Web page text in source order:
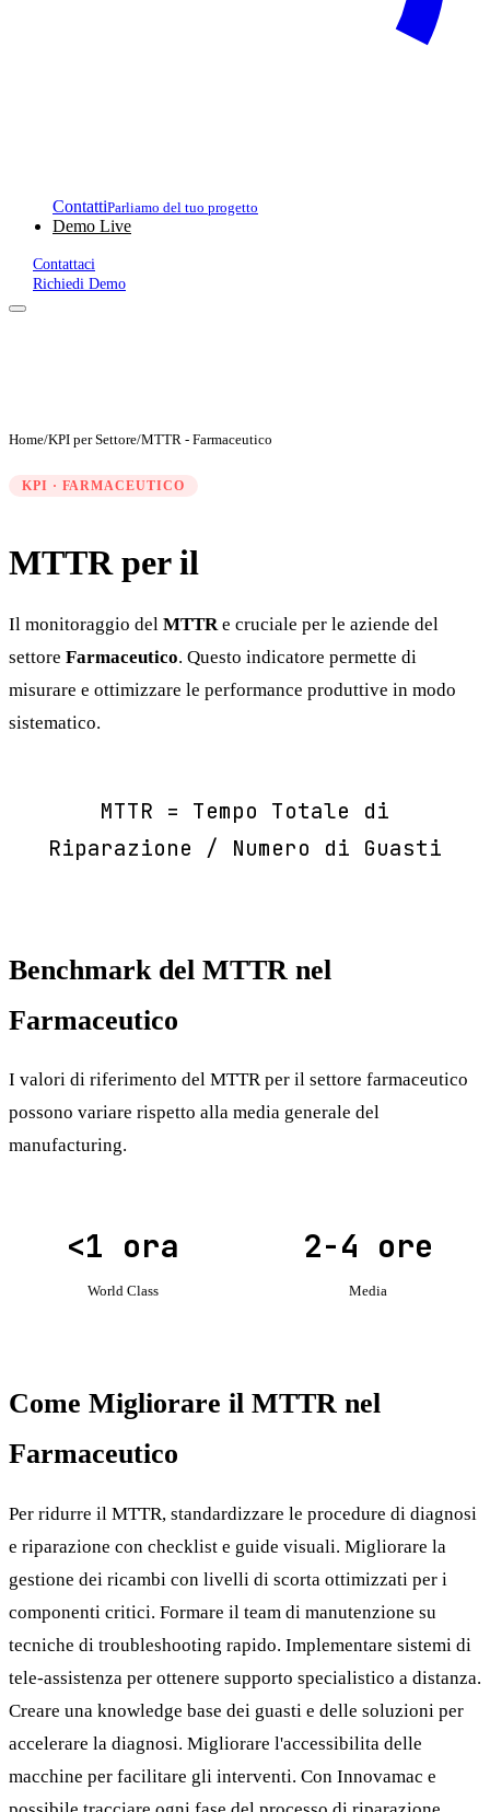
ContattiParliamo del tuo progetto
Demo Live
Contattaci
Richiedi Demo
Home/KPI per Settore/MTTR - Farmaceutico
KPI · FARMACEUTICO
MTTR per il
Il monitoraggio del MTTR e cruciale per le aziende del
settore Farmaceutico. Questo indicatore permette di
misurare e ottimizzare le performance produttive in modo
sistematico.
MTTR = Tempo Totale di
Riparazione / Numero di Guasti
Benchmark del MTTR nel
Farmaceutico
I valori di riferimento del MTTR per il settore farmaceutico
possono variare rispetto alla media generale del
manufacturing.
<1 ora
World Class
2-4 ore
Media
Come Migliorare il MTTR nel
Farmaceutico
Per ridurre il MTTR, standardizzare le procedure di diagnosi
e riparazione con checklist e guide visuali. Migliorare la
gestione dei ricambi con livelli di scorta ottimizzati per i
componenti critici. Formare il team di manutenzione su
tecniche di troubleshooting rapido. Implementare sistemi di
tele-assistenza per ottenere supporto specialistico a distanza.
Creare una knowledge base dei guasti e delle soluzioni per
accelerare la diagnosi. Migliorare l'accessibilita delle
macchine per facilitare gli interventi. Con Innovamac e